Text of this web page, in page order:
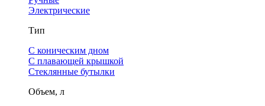
Электрические
Тип
С коническим дном
С плавающей крышкой
Стеклянные бутылки
Объем, л